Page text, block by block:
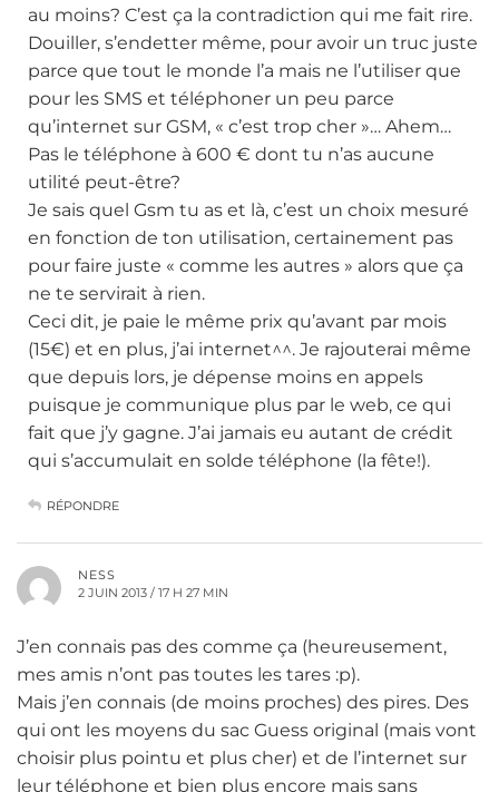
au moins? C’est ça la contradiction qui me fait rire.
Douiller, s’endetter même, pour avoir un truc juste
parce que tout le monde l’a mais ne l’utiliser que
pour les SMS et téléphoner un peu parce
qu’internet sur GSM, « c’est trop cher »… Ahem…
Pas le téléphone à 600 € dont tu n’as aucune
utilité peut-être?
Je sais quel Gsm tu as et là, c’est un choix mesuré
en fonction de ton utilisation, certainement pas
pour faire juste « comme les autres » alors que ça
ne te servirait à rien.
Ceci dit, je paie le même prix qu’avant par mois
(15€) et en plus, j’ai internet^^. Je rajouterai même
que depuis lors, je dépense moins en appels
puisque je communique plus par le web, ce qui
fait que j’y gagne. J’ai jamais eu autant de crédit
qui s’accumulait en solde téléphone (la fête!).
RÉPONDRE
NESS
2 JUIN 2013 / 17 H 27 MIN
J’en connais pas des comme ça (heureusement,
mes amis n’ont pas toutes les tares :p).
Mais j’en connais (de moins proches) des pires. Des
qui ont les moyens du sac Guess original (mais vont
choisir plus pointu et plus cher) et de l’internet sur
leur téléphone et bien plus encore mais sans